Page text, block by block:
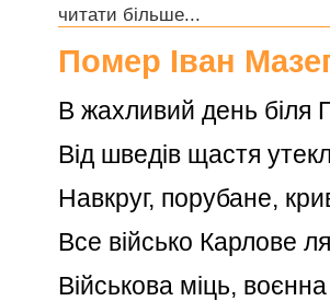
читати більше...
Помер Іван
В жахливий день біля
Від шведів щастя
Навкруг, порубане,
Все військо Карлове
Військова міць,